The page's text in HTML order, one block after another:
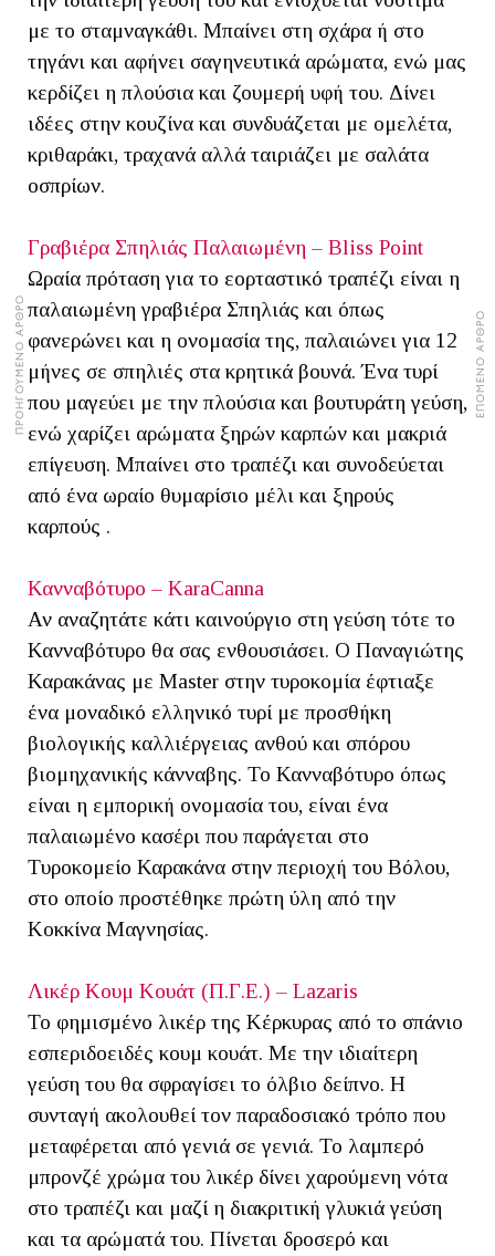
ΠΡΟΗΓΟΥΜΕΝΟ ΑΡΘΡΟ ΕΠΟΜΕΝΟ ΑΡΘΡΟ
με το σταμναγκάθι. Μπαίνει στη σχάρα ή στο
τηγάνι και αφήνει σαγηνευτικά αρώματα, ενώ μας
κερδίζει η πλούσια και ζουμερή υφή του. Δίνει
ιδέες στην κουζίνα και συνδυάζεται με ομελέτα,
κριθαράκι, τραχανά αλλά ταιριάζει με σαλάτα
οσπρίων.
Γραβιέρα Σπηλιάς Παλαιωμένη – Bliss Point
Ωραία πρόταση για το εορταστικό τραπέζι είναι η
παλαιωμένη γραβιέρα Σπηλιάς και όπως
φανερώνει και η ονομασία της, παλαιώνει για 12
μήνες σε σπηλιές στα κρητικά βουνά. Ένα τυρί
που μαγεύει με την πλούσια και βουτυράτη γεύση,
ενώ χαρίζει αρώματα ξηρών καρπών και μακριά
επίγευση. Μπαίνει στο τραπέζι και συνοδεύεται
από ένα ωραίο θυμαρίσιο μέλι και ξηρούς
καρπούς .
Κανναβότυρο – KaraCanna
Αν αναζητάτε κάτι καινούργιο στη γεύση τότε το
Κανναβότυρο θα σας ενθουσιάσει. Ο Παναγιώτης
Καρακάνας με Master στην τυροκομία έφτιαξε
ένα μοναδικό ελληνικό τυρί με προσθήκη
βιολογικής καλλιέργειας ανθού και σπόρου
βιομηχανικής κάνναβης. Το Κανναβότυρο όπως
είναι η εμπορική ονομασία του, είναι ένα
παλαιωμένο κασέρι που παράγεται στο
Τυροκομείο Καρακάνα στην περιοχή του Βόλου,
στο οποίο προστέθηκε πρώτη ύλη από την
Κοκκίνα Μαγνησίας.
Λικέρ Κουμ Κουάτ (Π.Γ.Ε.) – Lazaris
Το φημισμένο λικέρ της Κέρκυρας από το σπάνιο
εσπεριδοειδές κουμ κουάτ. Με την ιδιαίτερη
γεύση του θα σφραγίσει το όλβιο δείπνο. Η
συνταγή ακολουθεί τον παραδοσιακό τρόπο που
μεταφέρεται από γενιά σε γενιά. Το λαμπερό
μπρονζέ χρώμα του λικέρ δίνει χαρούμενη νότα
στο τραπέζι και μαζί η διακριτική γλυκιά γεύση
και τα αρώματά του. Πίνεται δροσερό και